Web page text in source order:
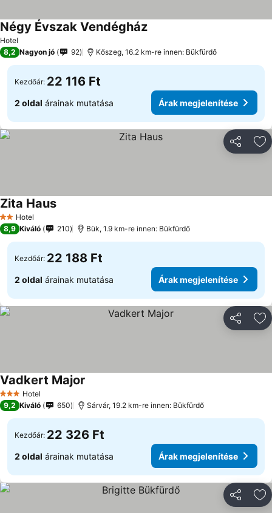
Hotel
Négy Évszak Vendégház
8,2 Nagyon jó 92 Kőszeg, 16.2 km-re innen: Bükfürdő
Kezdőár: 22 116 Ft
2 oldal árainak mutatása Árak megjelenítése
2 Kategória
Hotel
Zita Haus
8,9 Kiváló 210 Bük, 1.9 km-re innen: Bükfürdő
Kezdőár: 22 188 Ft
2 oldal árainak mutatása Árak megjelenítése
3 Kategória
Hotel
Vadkert Major
9,2 Kiváló 650 Sárvár, 19.2 km-re innen: Bükfürdő
Kezdőár: 22 326 Ft
2 oldal árainak mutatása Árak megjelenítése